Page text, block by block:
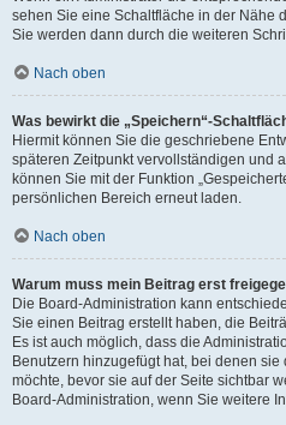
sehen Sie eine Schaltfläche in der Nähe
Sie werden dann durch die weiteren
Nach oben
Was bewirkt die „Speichern“-
Hiermit können Sie die geschriebene
späteren Zeitpunkt vervollständigen und
können Sie mit der Funktion
persönlichen Bereich erneut laden.
Nach oben
Warum muss mein Beitrag erst
Die Board-Administration kann
Sie einen Beitrag erstellt haben, die
Es ist auch möglich, dass die
Benutzern hinzugefügt hat, bei denen
möchte, bevor sie auf der Seite sichtbar
Board-Administration, wenn Sie weitere